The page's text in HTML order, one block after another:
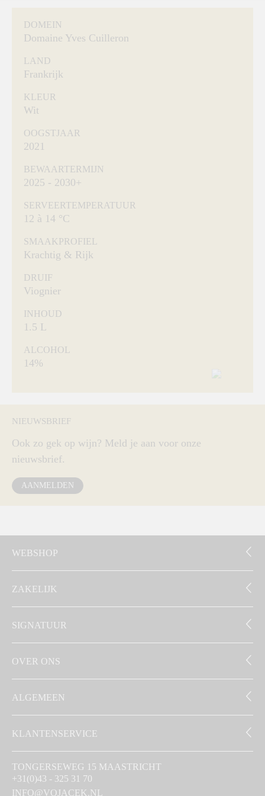
DOMEIN
Domaine Yves Cuilleron
LAND
Frankrijk
KLEUR
Wit
OOGSTJAAR
2021
BEWAARTERMIJN
2025 - 2030+
SERVEERTEMPERATUUR
12 à 14 °C
SMAAKPROFIEL
Krachtig & Rijk
DRUIF
Viognier
INHOUD
1.5 L
ALCOHOL
14%
NIEUWSBRIEF
Ook zo gek op wijn? Meld je aan voor onze
nieuwsbrief.
AANMELDEN
WEBSHOP
ZAKELIJK
SIGNATUUR
OVER ONS
ALGEMEEN
KLANTENSERVICE
TONGERSEWEG 15 MAASTRICHT
+31(0)43 - 325 31 70
INFO@VOJACEK.NL